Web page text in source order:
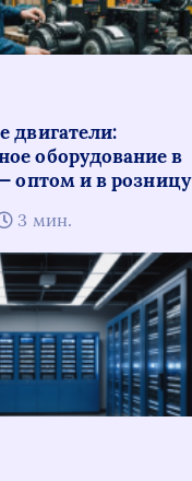
двигатели:
оборудование в
оптом и в розницу
3 мин.